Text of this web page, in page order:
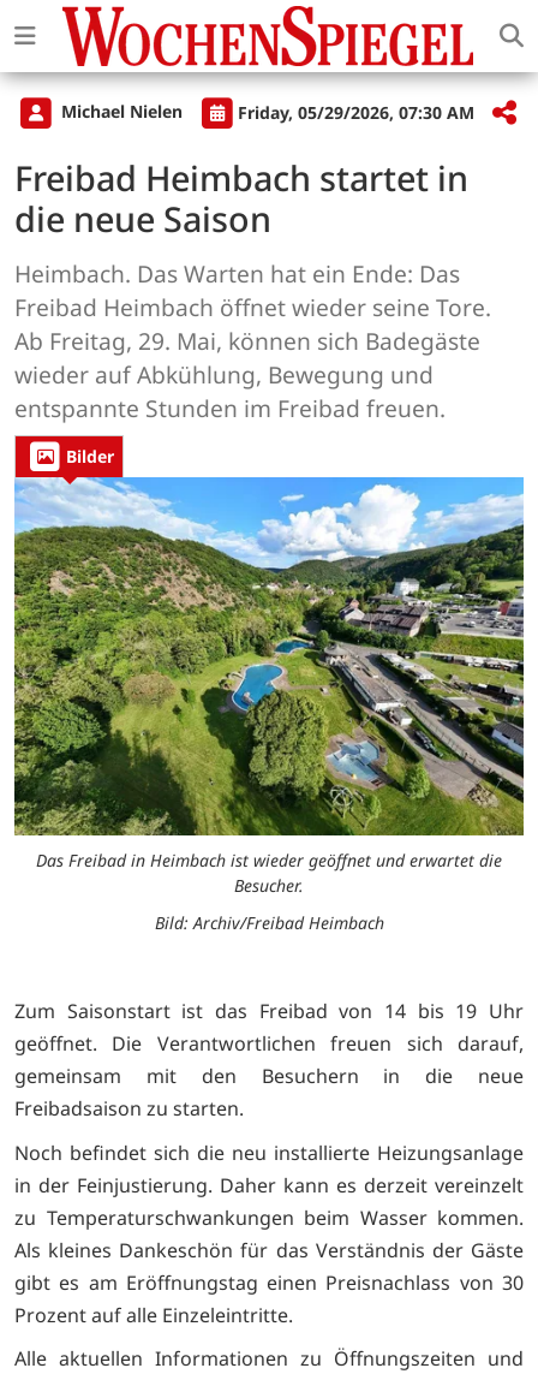
Michael Nielen Friday, 05/29/2026, 07:30 AM
Freibad Heimbach startet in
die neue Saison
Heimbach. Das Warten hat ein Ende: Das
Freibad Heimbach öffnet wieder seine Tore.
Ab Freitag, 29. Mai, können sich Badegäste
wieder auf Abkühlung, Bewegung und
entspannte Stunden im Freibad freuen.
Bilder
Das Freibad in Heimbach ist wieder geöffnet und erwartet die
Besucher.
Bild: Archiv/Freibad Heimbach
Zum Saisonstart ist das Freibad von 14 bis 19 Uhr
geöffnet. Die Verantwortlichen freuen sich darauf,
gemeinsam mit den Besuchern in die neue
Freibadsaison zu starten.
Noch befindet sich die neu installierte Heizungsanlage
in der Feinjustierung. Daher kann es derzeit vereinzelt
zu Temperaturschwankungen beim Wasser kommen.
Als kleines Dankeschön für das Verständnis der Gäste
gibt es am Eröffnungstag einen Preisnachlass von 30
Prozent auf alle Einzeleintritte.
Alle aktuellen Informationen zu Öffnungszeiten und